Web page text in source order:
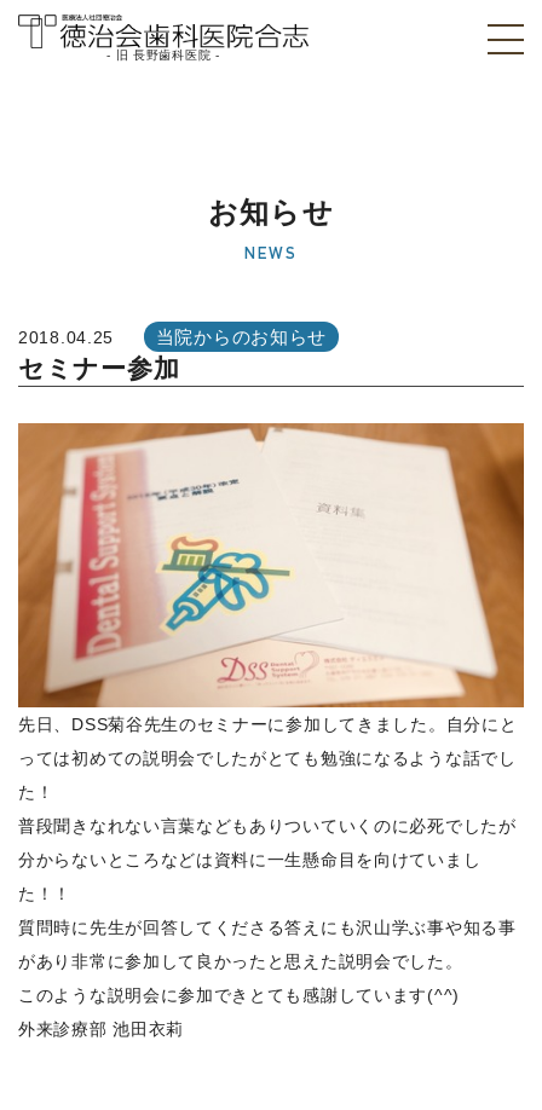
医院]｜熊本県合志
- 旧 長野歯科医院 -
お知らせ
NEWS
2018.04.25 当院からのお知らせ
セミナー参加
先日、DSS菊谷先生のセミナーに参加してきました。自分にと
っては初めての説明会でしたがとても勉強になるような話でし
た！
普段聞きなれない言葉などもありついていくのに必死でしたが
分からないところなどは資料に一生懸命目を向けていまし
た！！
質問時に先生が回答してくださる答えにも沢山学ぶ事や知る事
があり非常に参加して良かったと思えた説明会でした。
このような説明会に参加できとても感謝しています(^^)
外来診療部 池田衣莉